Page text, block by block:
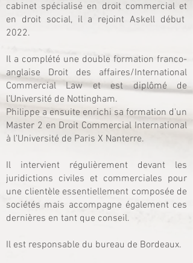
cabinet spécialisé en droit commercial et
en droit social, il a rejoint Askell début
2022.
Il a complété une double formation franco-
anglaise Droit des affaires/International
Commercial Law et est diplômé de
l’Université de Nottingham.
Philippe a ensuite enrichi sa formation d’un
Master 2 en Droit Commercial International
à l’Université de Paris X Nanterre.
Il intervient régulièrement devant les
juridictions civiles et commerciales pour
une clientèle essentiellement composée de
sociétés mais accompagne également ces
dernières en tant que conseil.
Il est responsable du bureau de Bordeaux.